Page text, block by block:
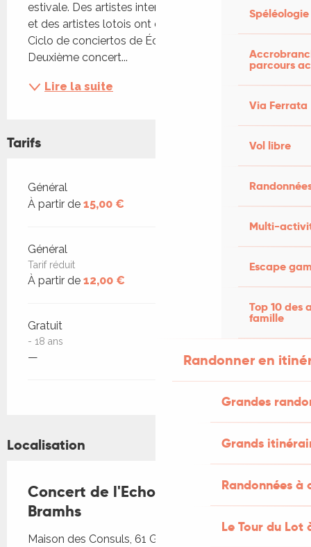
Spéléologie
parcours
Via Ferrata
Vol libre
Multi-
Escape
Top 10 des
famille
Randonner en
Grandes
Grands
Randonnées
Le Tour du Lot
estivale. Des artistes internationaux, des groupes
et des artistes lotois ont donné naissance au « I
Ciclo de conciertos de Écho de la Luz ».
Deuxième concert...
Lire la suite
Tarifs
Tarifs 2026
Général
À partir de 15,00 €
Général
Tarif réduit
À partir de 12,00 €
Gratuit
- 18 ans
—
Localisation
Concert de l'Echo de la Luz : Soirée
Bramhs
Maison des Consuls, 61 Gd Rue de la Ville, 46140